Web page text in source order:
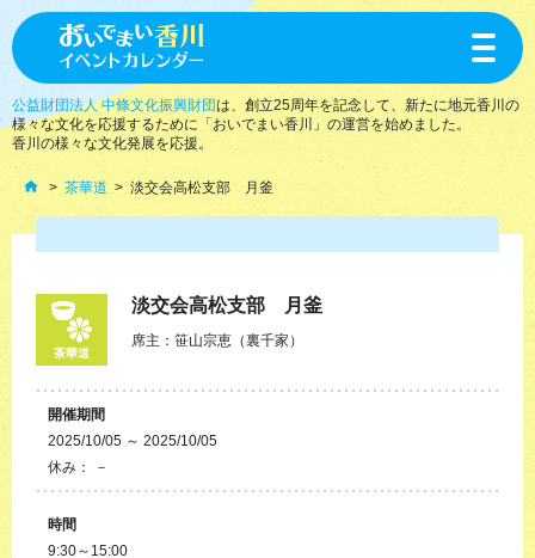
toggle
公益財団法人 中條文化振興財団は、創立25周年を記念して、新たに地元香川の
様々な文化を応援するために「おいでまい香川」の運営を始めました。
香川の様々な文化発展を応援。
茶華道 淡交会高松支部 月釜
茶華道
淡交会高松支部 月釜
席主：笹山宗恵（裏千家）
開催期間
2025/10/05 ～ 2025/10/05
休み： －
時間
9:30～15:00